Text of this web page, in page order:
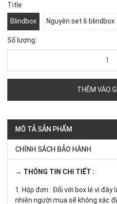
Title
Blindbox Nguyên set 6 blindbox
Số lượng:
THÊM VÀO
MÔ TẢ SẢN PHẨM
CHÍNH SÁCH BẢO HÀNH
→ THÔNG TIN CHI TIẾT :
1. Hộp đơn : Đối với box lẻ vì đây
nhiên người mua sẽ không xác